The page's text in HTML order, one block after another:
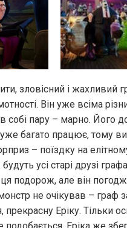
зловісний і жахливий
Він уже всіма
собі пару – марно. Його
багато працює, тому
– поїздку на
усі старі друзі
подорож, але він
не очікував – граф
прекрасну Еріку. Тільки